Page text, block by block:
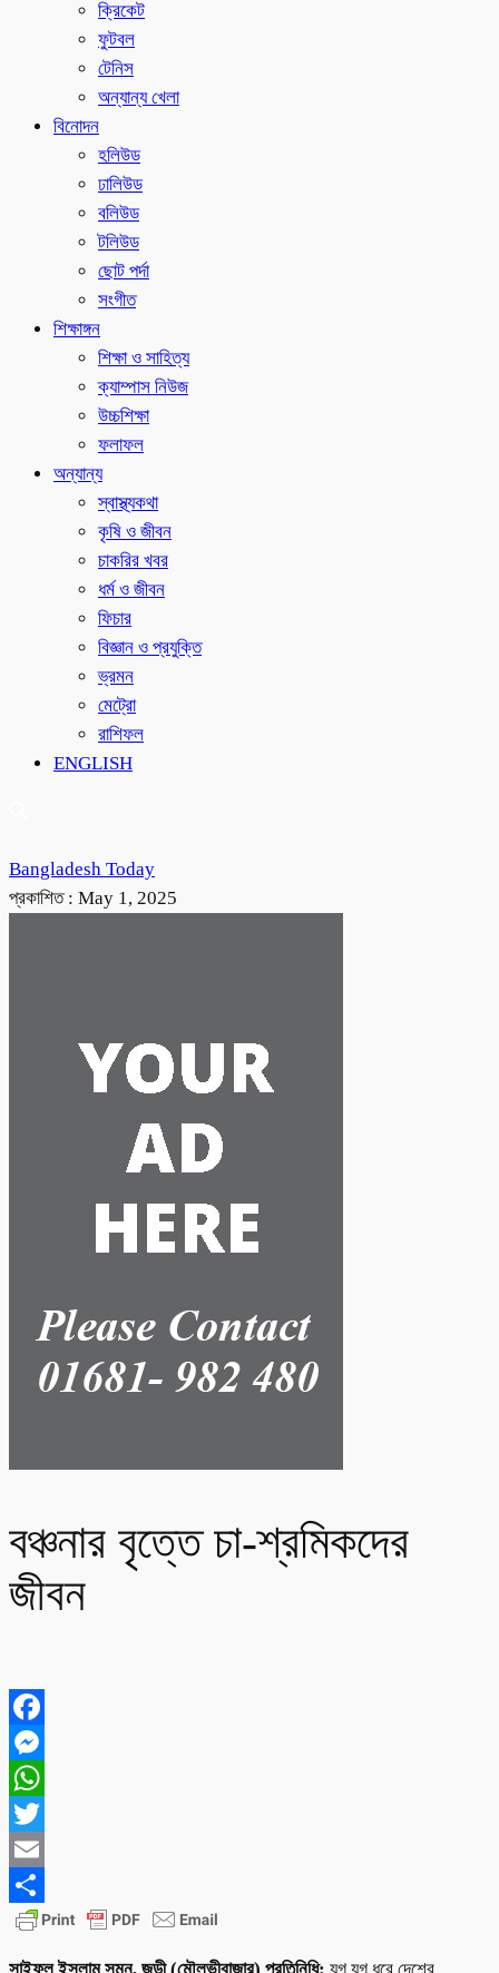
ক্রিকেট
ফুটবল
টেনিস
অন্যান্য খেলা
বিনোদন
হলিউড
ঢালিউড
বলিউড
টলিউড
ছোট পর্দা
সংগীত
শিক্ষাঙ্গন
শিক্ষা ও সাহিত্য
ক্যাম্পাস নিউজ
উচ্চশিক্ষা
ফলাফল
অন্যান্য
স্বাস্থ্যকথা
কৃষি ও জীবন
চাকরির খবর
ধর্ম ও জীবন
ফিচার
বিজ্ঞান ও প্রযুক্তি
ভ্রমন
মেট্রো
রাশিফল
ENGLISH
Bangladesh Today
প্রকাশিত : May 1, 2025
বঞ্চনার বৃত্তে চা-শ্রমিকদের
জীবন
Facebook
Messenger
WhatsApp
Twitter
Email
Share
সাইফুল ইসলাম সুমন, জুড়ী (মৌলভীবাজার) প্রতিনিধি: যুগ যুগ ধরে দেশের